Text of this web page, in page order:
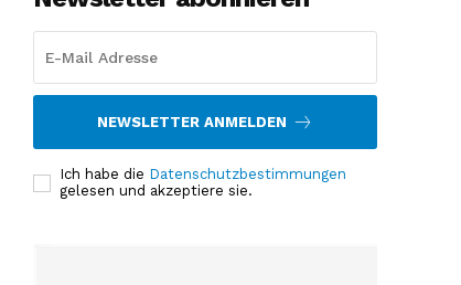
NEWSLETTER ANMELDEN
Ich habe die Datenschutzbestimmungen
gelesen und akzeptiere sie.